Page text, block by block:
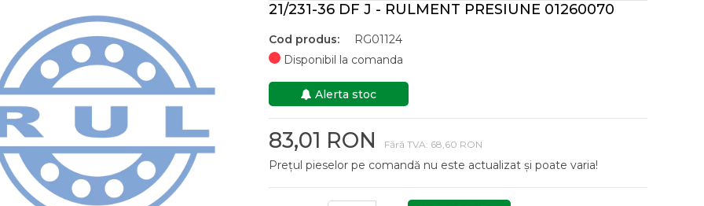
21/231-36 DF J - RULMENT PRESIUNE 01260070
Cod produs:
RG01124
Disponibil la comanda
Alerta stoc
83,01 RON Fără TVA: 68,60 RON
Prețul pieselor pe comandă nu este actualizat și poate varia!